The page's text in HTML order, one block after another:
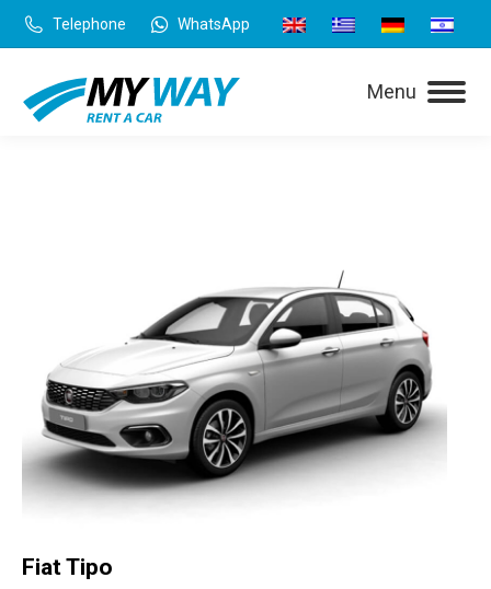
Telephone WhatsApp
Menu
Fiat Tipo